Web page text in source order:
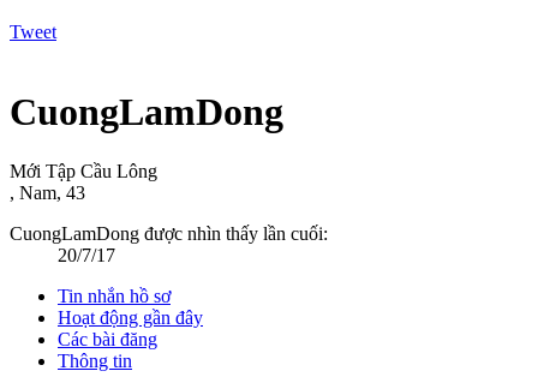
Tweet
CuongLamDong
Mới Tập Cầu Lông
, Nam, 43
CuongLamDong được nhìn thấy lần cuối:
20/7/17
Tin nhắn hồ sơ
Hoạt động gần đây
Các bài đăng
Thông tin